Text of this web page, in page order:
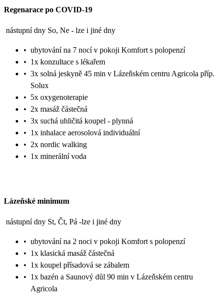
Regenarace po COVID-19
nástupní dny So, Ne - lze i jiné dny
• ubytování na 7 nocí v pokoji Komfort s polopenzí
• 1x konzultace s lékařem
• 3x solná jeskyně 45 min v Lázeňském centru Agricola příp.
Solux
• 5x oxygenoterapie
• 2x masáž částečná
• 3x suchá uhličitá koupel - plynná
• 1x inhalace aerosolová individuální
• 2x nordic walking
• 1x minerální voda
Lázeňské minimum
nástupní dny St, Čt, Pá -lze i jiné dny
• ubytování na 2 noci v pokoji Komfort s polopenzí
• 1x klasická masáž částečná
• 1x koupel přísadová se zábalem
• 1x bazén a Saunový důl 90 min v Lázeňském centru
Agricola